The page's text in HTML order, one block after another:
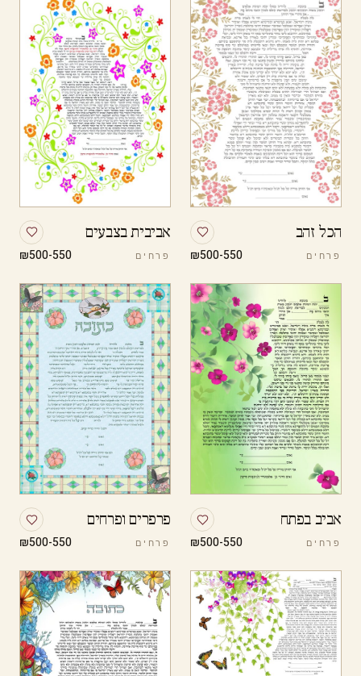
הכל זהב
פרחים ₪500-550
אביבית בצבעים
פרחים ₪500-550
אביב בפתח
פרחים ₪500-550
פרפרים ופרחים
פרחים ₪500-550